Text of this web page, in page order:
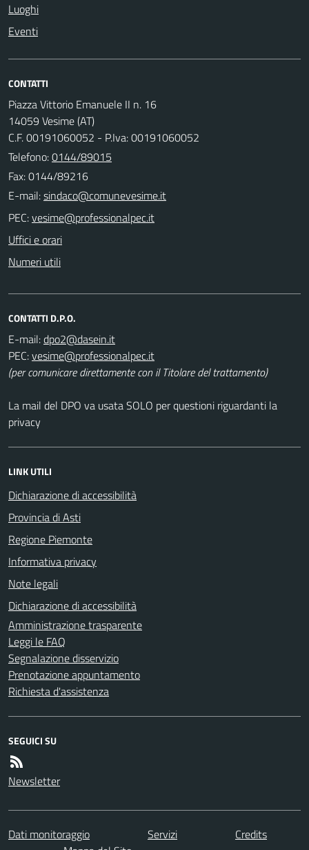
Luoghi
Eventi
CONTATTI
Piazza Vittorio Emanuele II n. 16
14059 Vesime (AT)
C.F. 00191060052 - P.Iva: 00191060052
Telefono:0144/89015
Fax: 0144/89216
E-mail:
PEC:
Uffici e orari
Numeri utili
CONTATTI D.P.O.
E-mail:
PEC:
(per comunicare direttamente con il Titolare del trattamento)
La mail del DPO va usata SOLO per questioni riguardanti la
privacy
LINK UTILI
Dichiarazione di accessibilità
Provincia di Asti
Regione Piemonte
Informativa privacy
Note legali
Dichiarazione di accessibilità
Amministrazione trasparente
Leggi le FAQ
Segnalazione disservizio
Prenotazione appuntamento
Richiesta d'assistenza
SEGUICI SU
Newsletter
Dati monitoraggio Servizi
Credits